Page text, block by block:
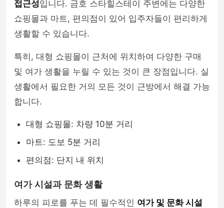
접근성입니다. 금호 스타힐스테이 주변에는 다양한
쇼핑몰과 마트, 편의점이 있어 입주자들이 편리하게
생활할 수 있습니다.
특히, 대형 쇼핑몰이 근처에 위치하여 다양한 구매
및 여가 생활을 누릴 수 있는 것이 큰 장점입니다. 실
생활에서 필요한 거의 모든 것이 근방에서 해결 가능
합니다.
대형 쇼핑몰: 차량 10분 거리
마트: 도보 5분 거리
편의점: 단지 내 위치
여가 시설과 문화 생활
하루의 피로를 푸는 데 필수적인 여가 및 문화 시설